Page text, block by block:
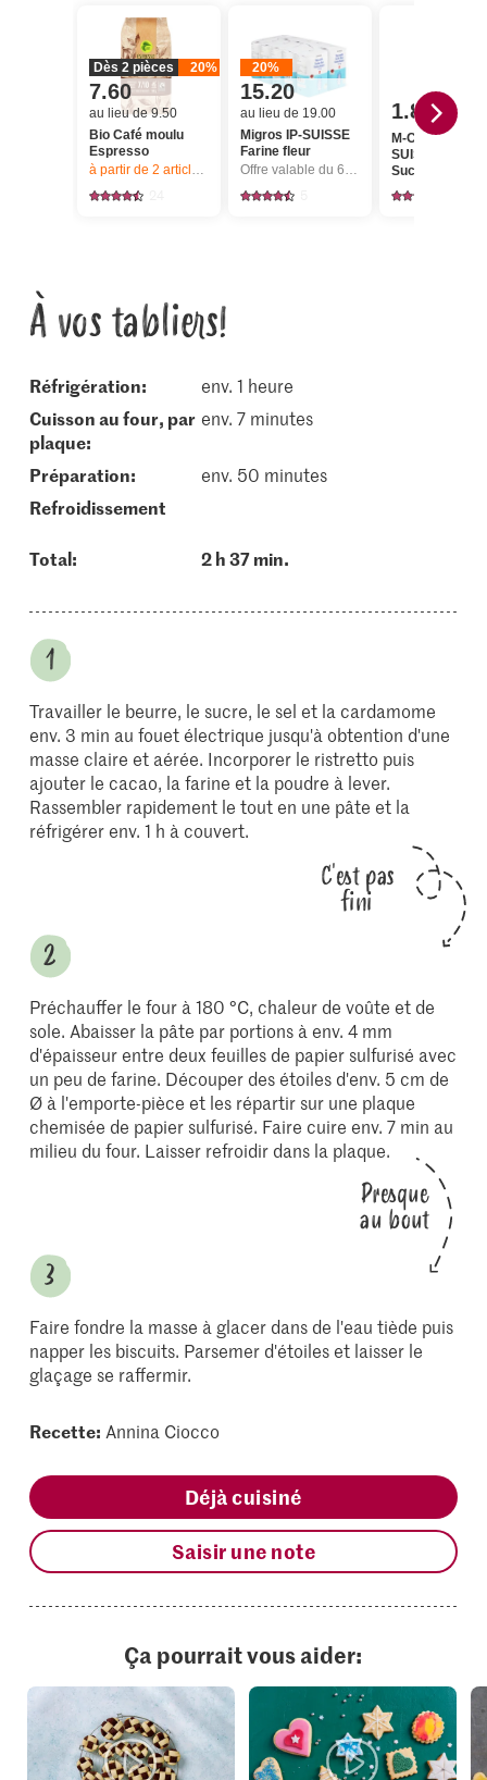
Dès 2 pièces 20%
7.60
au lieu de 9.50
Bio Café moulu
Espresso
à partir de 2 articles, Offre valable du 6.8 au 12.8.2026, jusqu’à
20%
15.20
au lieu de 19.00
Migros IP-SUISSE
Farine fleur
Offre valable du 6.8 au 12.8.2026, jusqu’à épuisement du stock.
1.80
M-Classic IP-
SUISSE Cristal
Sucre fin
À vos tabliers!
réfrigération:
env. 1 heure
cuisson au four, par
plaque:
env. 7 minutes
Préparation:
env. 50 minutes
refroidissement
Total: 2 h 37 min.
Travailler le beurre, le sucre, le sel et la cardamome
env. 3 min au fouet électrique jusqu'à obtention d'une
masse claire et aérée. Incorporer le ristretto puis
ajouter le cacao, la farine et la poudre à lever.
Rassembler rapidement le tout en une pâte et la
réfrigérer env. 1 h à couvert.
C'est pas
fini
Préchauffer le four à 180 °C, chaleur de voûte et de
sole. Abaisser la pâte par portions à env. 4 mm
d'épaisseur entre deux feuilles de papier sulfurisé avec
un peu de farine. Découper des étoiles d'env. 5 cm de
Ø à l'emporte-pièce et les répartir sur une plaque
chemisée de papier sulfurisé. Faire cuire env. 7 min au
milieu du four. Laisser refroidir dans la plaque.
Presque
au bout
Faire fondre la masse à glacer dans de l'eau tiède puis
napper les biscuits. Parsemer d'étoiles et laisser le
glaçage se raffermir.
Recette: Annina Ciocco
Déjà cuisiné
Saisir une note
Ça pourrait vous aider: